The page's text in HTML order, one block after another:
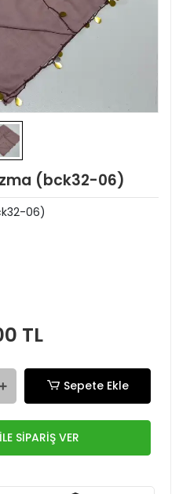
(bck32-06)
06)
TL
Sepete Ekle
SİPARİŞ VER